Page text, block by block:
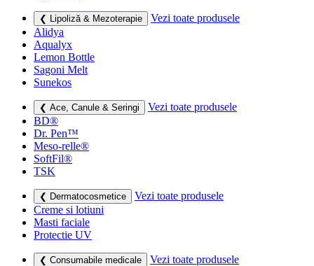
❮ Lipoliză & Mezoterapie
Vezi toate produsele
Alidya
Aqualyx
Lemon Bottle
Sagoni Melt
Sunekos
❮ Ace, Canule & Seringi
Vezi toate produsele
BD®
Dr. Pen™
Meso-relle®
SoftFil®
TSK
❮ Dermatocosmetice
Vezi toate produsele
Creme si lotiuni
Masti faciale
Protectie UV
❮ Consumabile medicale
Vezi toate produsele